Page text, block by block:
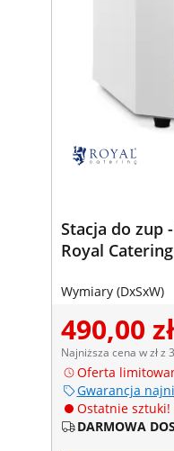
Stacja do zup
Royal Catering
Wymiary (DxSxW)
490,00 zł
Najniższa cena w zł z
Oferta
Gwarancja
Ostatnie sztuki!
DARMOWA